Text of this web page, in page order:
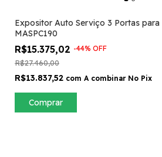
Expositor Auto Serviço 3 Portas para
MASPC190
R$15.375,02 -44% OFF
R$27.460,00
R$13.837,52 com A combinar No Pix
Comprar